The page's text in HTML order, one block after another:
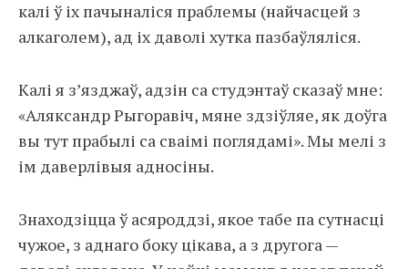
калі ў іх пачыналіся праблемы (найчасцей з
алкаголем), ад іх даволі хутка пазбаўляліся.
Калі я з’язджаў, адзін са студэнтаў сказаў мне:
«Аляксандр Рыгоравіч, мяне здзіўляе, як доўга
вы тут прабылі са сваімі поглядамі». Мы мелі з
ім даверлівыя адносіны.
Знаходзіцца ў асяроддзі, якое табе па сутнасці
чужое, з аднаго боку цікава, а з другога —